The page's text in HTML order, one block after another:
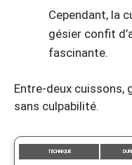
Cependant, la
gésier confit
fascinante.
Entre-deux cuissons,
sans culpabilité.
TECHNIQUE